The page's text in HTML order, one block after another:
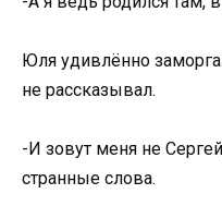
Юля удивлённо
не рассказывал.
-И зовут меня не
странные слова.